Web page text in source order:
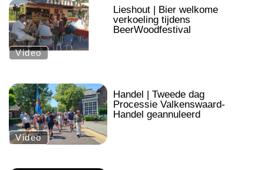
.
Video
Lieshout | Bier welkome
verkoeling tijdens
BeerWoodfestival
.
Video
Handel | Tweede dag
Processie Valkenswaard-
Handel geannuleerd